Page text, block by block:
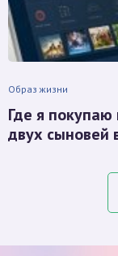
Образ жизни
Где я
двух сыновей